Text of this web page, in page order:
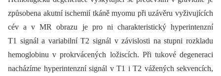
způsobena akutní ischemií tkáně myomu při uzávěru vyživujících
cév a v MR obrazu je pro ni charakteristický hyperintenzní
T1 signál a variabilní T2 signál v závislosti na stupni rozkladu
hemoglobinu v prokrvácených ložiscích. Při tukové degeneraci
nacházíme hyperintenzní signál v T1 i T2 vážených sekvencích,